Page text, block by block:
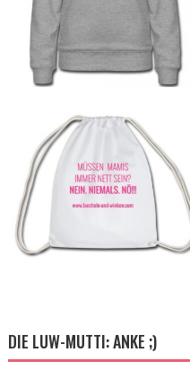
DIE LUW-MUTTI: ANKE ;)